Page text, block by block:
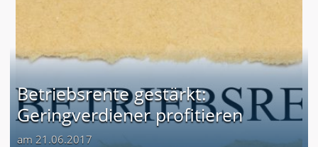
Betriebsrente gestärkt:
Geringverdiener profitieren
am 21.06.2017